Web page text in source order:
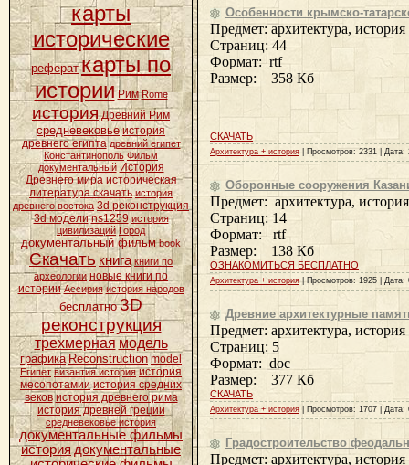
карты
исторические
реферат карты по
истории Рим Rome
история Древний Рим
средневековье история
древнего египта древний египет
Константинополь Фильм
документальный История
Древнего мира историческая
литература скачать история
древнего востока 3d реконструкция
3d модели ns1259 история
цивилизаций Город
документальный фильм book
Скачать книга книги по
археологии новые книги по
истории Ассирия история народов
бесплатно 3D
реконструкция
трехмерная модель
графика Reconstruction model
Египет византия история история
месопотамии история средних
веков история древнего рима
история древней греции
средневековье история
документальные фильмы
история документальные
Особенности крымско-
Предмет: архитектура, история
Страниц: 44
Формат: rtf
Размер: 358 Кб
СКАЧАТЬ
Архитектура + история | Просмотров: 2331 | Дата:
Оборонные сооружения
Предмет: архитектура, история
Страниц: 14
Формат: rtf
Размер: 138 Кб
ОЗНАКОМИТЬСЯ БЕСПЛАТНО
Архитектура + история| Просмотров: 1925 | Дата:
Древние архитектурные
Предмет: архитектура, история
Страниц: 5
Формат: doc
Размер: 377 Кб
СКАЧАТЬ
Архитектура + история | Просмотров: 1707 | Дата:
Градостроительство
Предмет: архитектура, история